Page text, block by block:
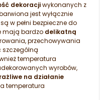
dekoracjiwykonanych z
jest wyłącznie
w pełni bezpieczne do
mają bardzo delikatną
przechowywania
szczególną
temperatura
wyrobów,
na działanie
temperatura